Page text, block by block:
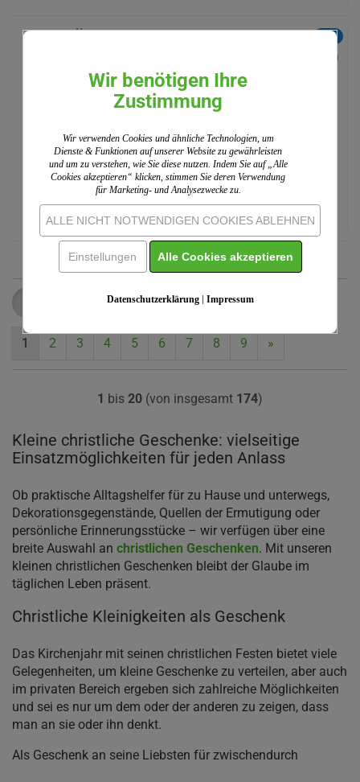
NEU
Mangoholz Herz Motiv Lebensbaum
WARENKORB
FILTERSortieren nach
Sortieren nach 20 pro Seite
pro Seite
1 2 3 4 5 6 7 8 9 »
1 bis 20 (von insgesamt 174)
Kleine christliche Geschenke: vielseitige
Einsatzmöglichkeiten für jeden Anlass
Ob praktische Alltagshelfer für zu Hause und unterwegs,
Dekorationsgegenstände, Quellen der Ermutigung oder
persönliche Erinnerungsstücke – wir verfügen über eine
breite Auswahl an christlichen Geschenken. Mit unseren
kleinen christlichen Geschenken bleibt der Glaube im
täglichen Leben präsent.
Christliche Kleinigkeiten als Geschenk
Das Kirchenjahr mit seinen christlichen Festen bietet viele
Gelegenheiten, um kleine Geschenke zu verteilen, aber auch
im privaten Bereich ergeben sich zahlreiche Möglichkeiten
und sei es nur um dem oder der anderen zu zeigen, dass
man an sie oder ihn denkt.
Als Geschenk an seine Liebsten für zwischendurch
Wir benötigen Ihre
Zustimmung
Wir verwenden Cookies und ähnliche Technologien, um
Dienste & Funktionen auf unserer Website zu gewährleisten
und um zu verstehen, wie Sie diese nutzen. Indem Sie auf „Alle
Cookies akzeptieren“ klicken, stimmen Sie deren Verwendung
für Marketing- und Analysezwecke zu.
ALLE NICHT NOTWENDIGEN COOKIES ABLEHNEN
Einstellungen Alle Cookies akzeptieren
Datenschutzerklärung| Impressum